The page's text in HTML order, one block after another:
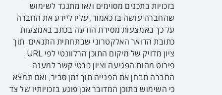
בזכויות בתכנים מסוימים ו/או מתנגד לשימוש
שהחברה עושה בו כאמור, עליו ליידע את החברה
על כך באמצעות מסירת הודעה בכתב באמצעות
כתובת הדואר האלקטרוני שבתחתית התנאים, תוך
ציון מדויק של מיקום התוכן הרלוונטי לפי URL,
פירוט מהות הפגיעה וציון פרטי קשר למענה.
החברה תבחן את הפנייה תוך זמן סביר, ואם תמצא
כי השימוש בתוכן המדובר אכן פוגע בזכויותיו של צד